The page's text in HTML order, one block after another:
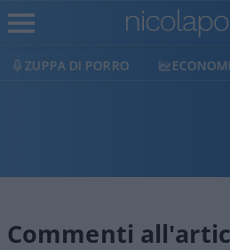
ZUPPA DI PORRO
Commenti